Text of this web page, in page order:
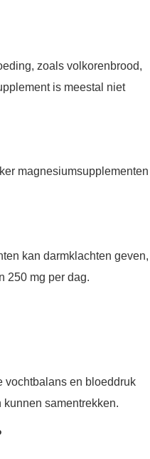
zoals volkorenbrood,
is meestal niet
magnesiumsupplementen
kan darmklachten geven,
250 mg per dag.
vochtbalans en bloeddruk
samentrekken.